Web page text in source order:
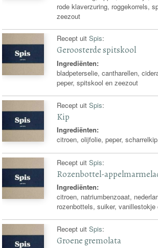
rode klaverzuring, roggekorrels,
zeezout
Recept uitSpis:
Geroosterde spitskool
Ingrediënten:
bladpeterselie, cantharellen,
peper, spitskool en zeezout
Recept uitSpis:
Kip
Ingrediënten:
citroen, olijfolie, peper,
Recept uitSpis:
Rozenbottel-
Ingrediënten:
citroen, natriumbenzoaat,
rozenbottels, suiker, vanillestokje
Recept uitSpis:
Groene gremolata